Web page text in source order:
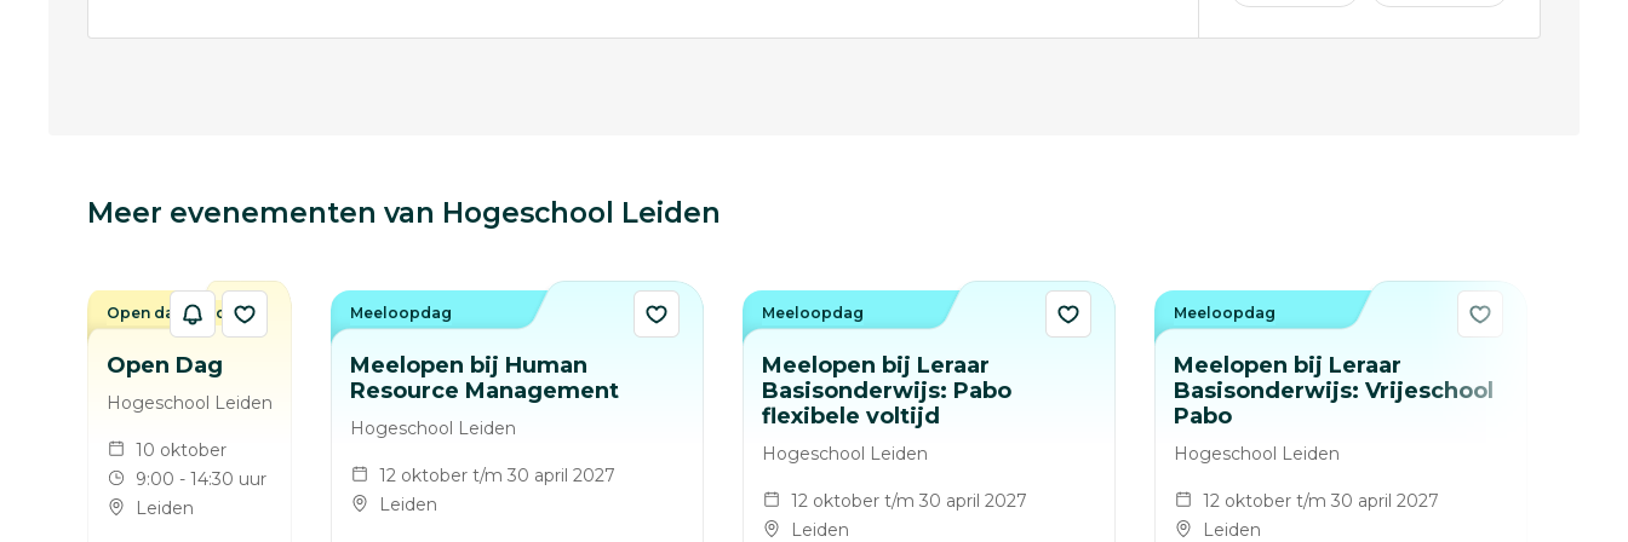
Meer evenementen van Hogeschool Leiden
Open Dag
Hogeschool Leiden
10 oktober
9:00 - 14:30 uur
Leiden
Open dag / avond
Meelopen bij Human
Resource Management
Hogeschool Leiden
12 oktober t/m 30 april 2027
Leiden
Meeloopdag
Meelopen bij Leraar
Basisonderwijs: Pabo
flexibele voltijd
Hogeschool Leiden
12 oktober t/m 30 april 2027
Leiden
Meeloopdag
Meelopen bij Leraar
Basisonderwijs: Vrijeschool
Pabo
Hogeschool Leiden
12 oktober t/m 30 april 2027
Leiden
Meeloopdag